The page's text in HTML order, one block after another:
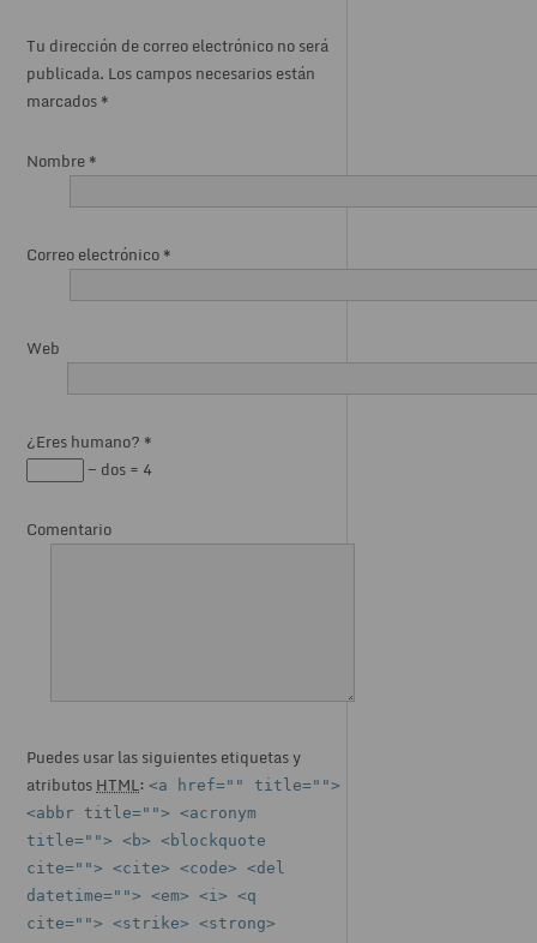
Tu dirección de correo electrónico no será
publicada. Los campos necesarios están
marcados*
Nombre*
Correo electrónico*
Web
¿Eres humano? *
− dos = 4
Comentario
Puedes usar las siguientes etiquetas y
atributosHTML:<a href="" title="">
<abbr title=""> <acronym
title=""> <b> <blockquote
cite=""> <cite> <code> <del
datetime=""> <em> <i> <q
cite=""> <strike> <strong>